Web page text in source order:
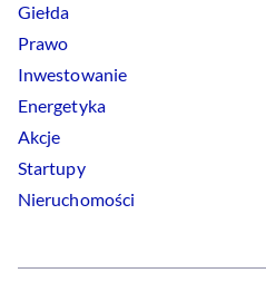
Giełda
Prawo
Inwestowanie
Energetyka
Akcje
Startupy
Nieruchomości